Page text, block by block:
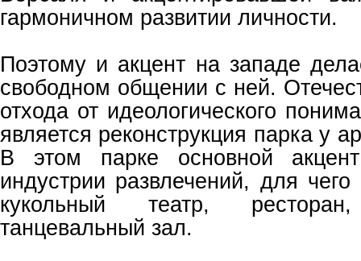
гармоничном развитии личности.
Поэтому и акцент на западе
свободном общении с ней.
отхода от идеологического
является реконструкция парка у
В этом парке основной
индустрии развлечений, для
кукольный театр,
танцевальный зал.